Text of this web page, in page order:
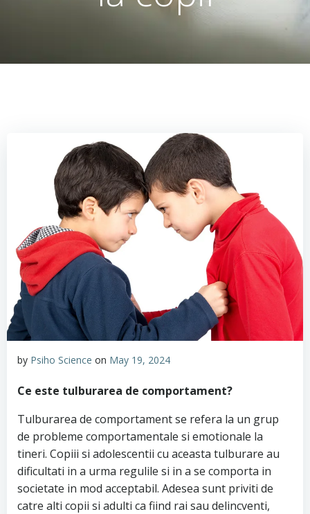
by Psiho Science on May 19, 2024
Ce este tulburarea de comportament?
Tulburarea de comportament se refera la un grup
de probleme comportamentale si emotionale la
tineri. Copiii si adolescentii cu aceasta tulburare au
dificultati in a urma regulile si in a se comporta in
societate in mod acceptabil. Adesea sunt priviti de
catre alti copii si adulti ca fiind rai sau delincventi,